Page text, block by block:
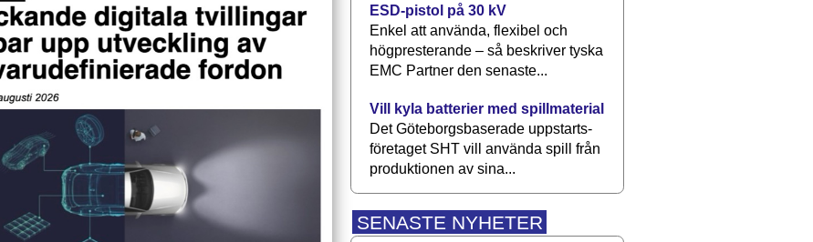
ESD-pistol på 30 kV
Enkel att använda, flexibel och
högpresterande – så beskriver tyska
EMC Partner den senaste...
Vill kyla batterier med spillmaterial
Det Göteborgsbaserade upp­starts­
företaget SHT vill använda spill från
produktionen av sina...
SENASTE NYHETER